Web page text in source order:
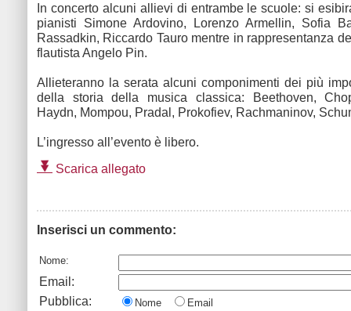
In concerto alcuni allievi di entrambe le scuole: si
pianisti Simone Ardovino, Lorenzo Armellin, Sofia
Rassadkin, Riccardo Tauro mentre in rappresentanza
flautista Angelo Pin.
Allieteranno la serata alcuni componimenti dei più
della storia della musica classica: Beethoven,
Haydn, Mompou, Pradal, Prokofiev, Rachmaninov,
L’ingresso all’evento è libero.
Scarica allegato
Inserisci un commento:
Nome:
Email:
Pubblica:
Nome Email